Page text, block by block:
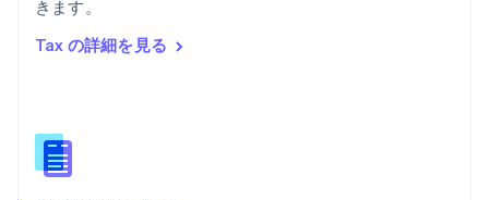
きます。
Tax の詳細を見る
ポルトガル
マルタ
メキシコ
Español